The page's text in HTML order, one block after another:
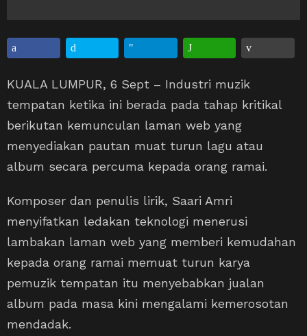
KUALA LUMPUR, 6 Sept – Industri muzik
tempatan ketika ini berada pada tahap kritikal
berikutan kemunculan laman web yang
menyediakan pautan muat turun lagu atau
album secara percuma kepada orang ramai.
Komposer dan penulis lirik, Saari Amri
menyifatkan ledakan teknologi menerusi
lambakan laman web yang memberi kemudahan
kepada orang ramai memuat turun karya
pemuzik tempatan itu menyebabkan jualan
album pada masa kini mengalami kemerosotan
mendadak.